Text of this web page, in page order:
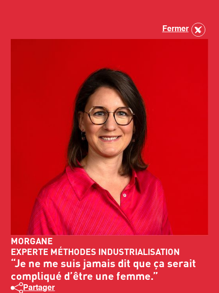
Fermer
MORGANE
EXPERTE MÉTHODES INDUSTRIALISATION
“Je ne me suis jamais dit que ça serait
compliqué d’être une femme.”
Partager